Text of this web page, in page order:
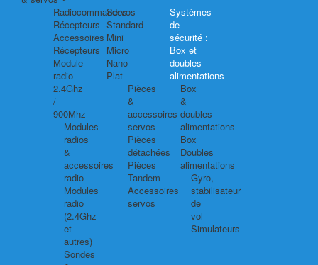
Radiocommandes
Récepteurs
Accessoires
Récepteurs
Module
radio
2.4Ghz
/
900Mhz
Modules
radios
&
accessoires
radio
Modules
radio
(2.4Ghz
et
autres)
Sondes
Servos
Standard
Mini
Micro
Nano
Plat
Pièces
&
accessoires
servos
Pièces
détachées
Pièces
Tandem
Accessoires
servos
Systèmes
de
sécurité :
Box et
doubles
alimentations
Box
&
doubles
alimentations
Box
Doubles
alimentations
Gyro,
stabilisateur
de
vol
Simulateurs